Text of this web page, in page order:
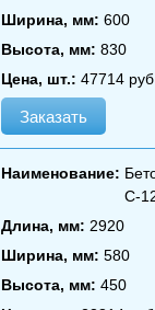
Ширина, мм: 600
Высота, мм: 830
Цена, шт.: 47714 руб
Заказать
Наименование:
Длина, мм: 2920
Ширина, мм: 580
Высота, мм: 450